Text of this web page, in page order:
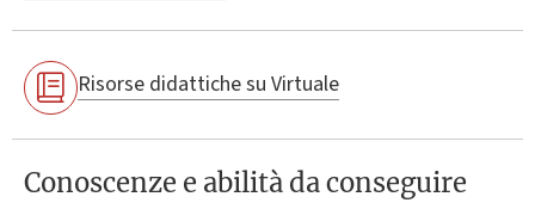
Risorse didattiche su Virtuale
Conoscenze e abilità da conseguire